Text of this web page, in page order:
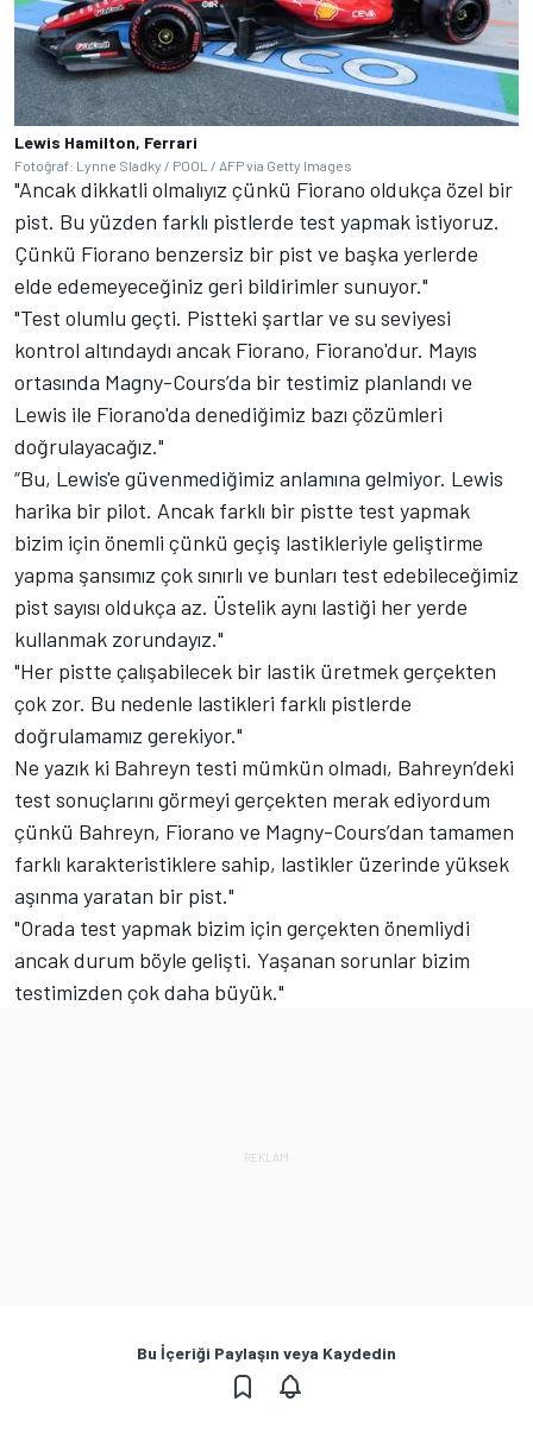
Lewis Hamilton, Ferrari
Fotoğraf: Lynne Sladky / POOL / AFP via Getty Images
"Ancak dikkatli olmalıyız çünkü Fiorano oldukça özel bir
pist. Bu yüzden farklı pistlerde test yapmak istiyoruz.
Çünkü Fiorano benzersiz bir pist ve başka yerlerde
elde edemeyeceğiniz geri bildirimler sunuyor."
"Test olumlu geçti. Pistteki şartlar ve su seviyesi
kontrol altındaydı ancak Fiorano, Fiorano'dur. Mayıs
ortasında Magny-Cours’da bir testimiz planlandı ve
Lewis ile Fiorano'da denediğimiz bazı çözümleri
doğrulayacağız."
“Bu, Lewis'e güvenmediğimiz anlamına gelmiyor. Lewis
harika bir pilot. Ancak farklı bir pistte test yapmak
bizim için önemli çünkü geçiş lastikleriyle geliştirme
yapma şansımız çok sınırlı ve bunları test edebileceğimiz
pist sayısı oldukça az. Üstelik aynı lastiği her yerde
kullanmak zorundayız."
"Her pistte çalışabilecek bir lastik üretmek gerçekten
çok zor. Bu nedenle lastikleri farklı pistlerde
doğrulamamız gerekiyor."
Ne yazık ki Bahreyn testi mümkün olmadı, Bahreyn’deki
test sonuçlarını görmeyi gerçekten merak ediyordum
çünkü Bahreyn, Fiorano ve Magny-Cours’dan tamamen
farklı karakteristiklere sahip, lastikler üzerinde yüksek
aşınma yaratan bir pist."
"Orada test yapmak bizim için gerçekten önemliydi
ancak durum böyle gelişti. Yaşanan sorunlar bizim
testimizden çok daha büyük."
Bu İçeriği Paylaşın veya Kaydedin